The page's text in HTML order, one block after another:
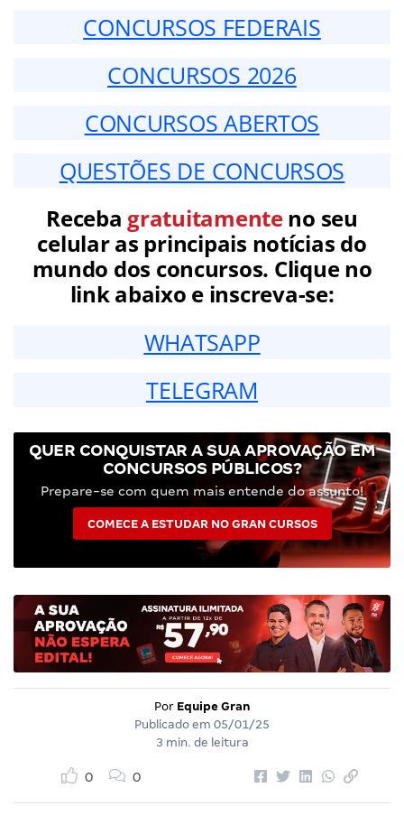
CONCURSOS FEDERAIS
CONCURSOS 2026
CONCURSOS ABERTOS
QUESTÕES DE CONCURSOS
Receba gratuitamenteno seu
celular as principais notícias do
mundo dos concursos. Clique no
link abaixo e inscreva-se:
WHATSAPP
TELEGRAM
QUER CONQUISTAR A SUA APROVAÇÃO EM
CONCURSOS PÚBLICOS?
Prepare-se com quem mais entende do assunto!
COMECE A ESTUDAR NO GRAN CURSOS
Por Equipe Gran
Publicado em 05/01/25
3 min. de leitura
0 0